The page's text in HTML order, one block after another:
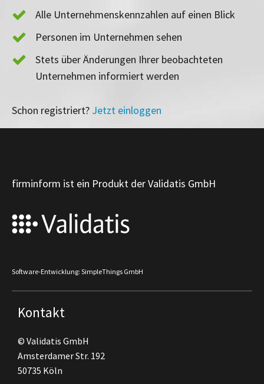
Alle Unternehmenskennzahlen auf einen Blick
Personen im Unternehmen sehen
Stets über Änderungen Ihrer beobachteten
Unternehmen informiert werden
Schon registriert? Jetzt einloggen
firminform ist ein Produkt der Validatis GmbH
Software-Entwicklung: SimpleThings GmbH
Kontakt
© Validatis GmbH
Amsterdamer Str. 192
50735 Köln